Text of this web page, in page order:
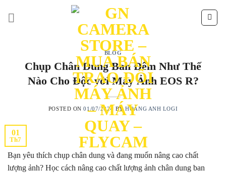
BLOG
Chụp Chân Dung Ban Đêm Như Thế
Nào Cho Độc với Máy Ảnh EOS R?
POSTED ON01/07/2024 BYHOÀNG ANH LOGI
01
Th7
Bạn yêu thích chụp chân dung và đang muốn nâng cao chất
lượng ảnh? Học cách nâng cao chất lượng ảnh chân dung ban